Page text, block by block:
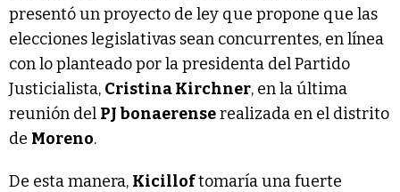
presentó un proyecto de ley que propone que las
elecciones legislativas sean concurrentes, en línea
con lo planteado por la presidenta del Partido
Justicialista, Cristina Kirchner, en la última
reunión del PJ bonaerenserealizada en el distrito
de Moreno.
De esta manera, Kicilloftomaría una fuerte